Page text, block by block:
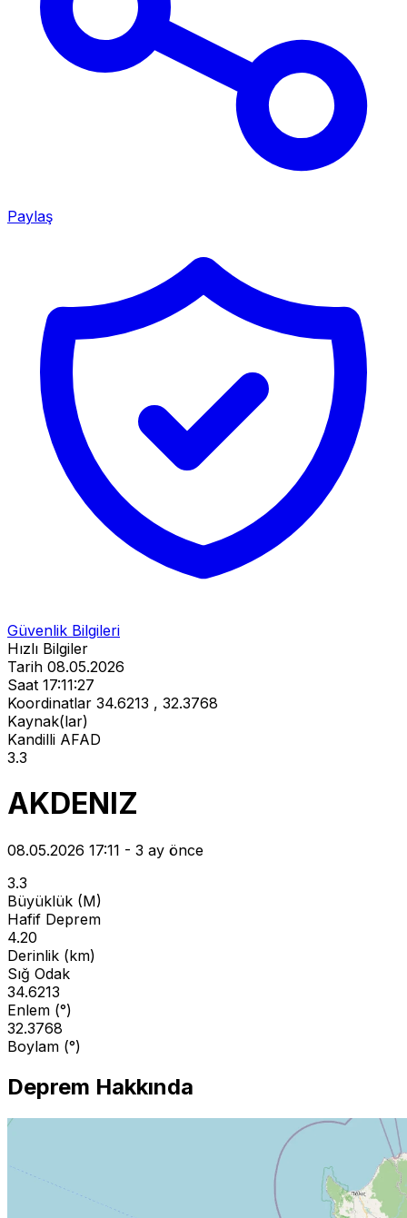
Paylaş
Güvenlik Bilgileri
Hızlı Bilgiler
Tarih 08.05.2026
Saat 17:11:27
Koordinatlar 34.6213 , 32.3768
Kaynak(lar)
Kandilli AFAD
3.3
AKDENIZ
08.05.2026 17:11 - 3 ay önce
3.3
Büyüklük (M)
Hafif Deprem
4.20
Derinlik (km)
Sığ Odak
34.6213
Enlem (°)
32.3768
Boylam (°)
Deprem Hakkında